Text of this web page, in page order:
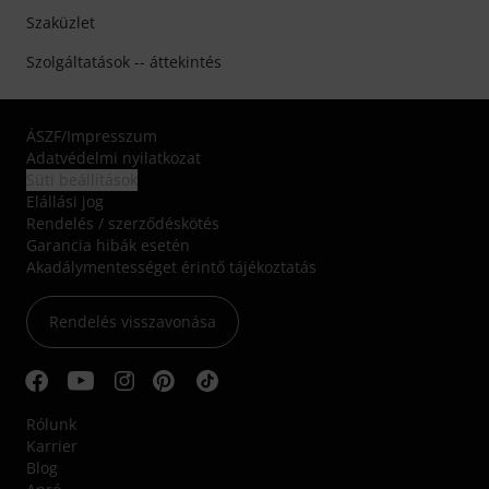
Szaküzlet
Szolgáltatások -- áttekintés
ÁSZF/Impresszum
Adatvédelmi nyilatkozat
Elállási jog
Rendelés / szerződéskötés
Garancia hibák esetén
Akadálymentességet érintő tájékoztatás
Rendelés visszavonása
Rólunk
Karrier
Blog